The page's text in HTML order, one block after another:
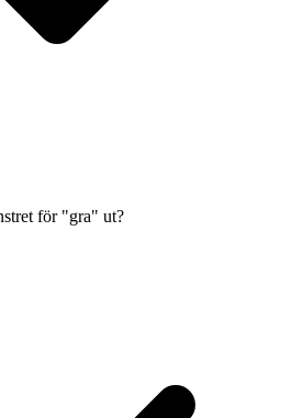
för "gra" ut?